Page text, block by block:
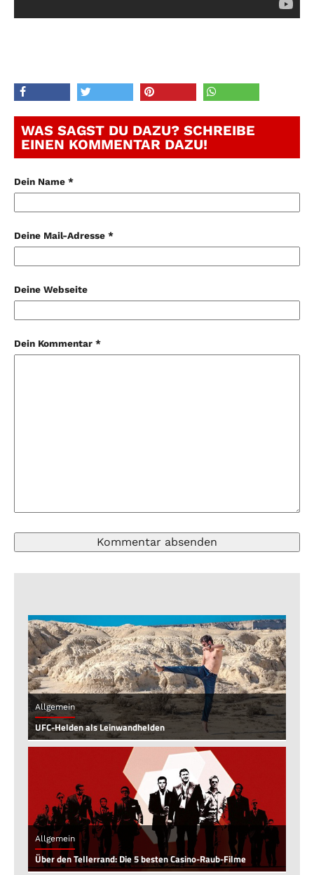
WAS SAGST DU DAZU? SCHREIBE
EINEN KOMMENTAR DAZU!
Dein Name *
Deine Mail-Adresse *
Deine Webseite
Dein Kommentar *
Allgemein
UFC-Helden als Leinwandhelden
Allgemein
Über den Tellerrand: Die 5 besten Casino-Raub-Filme